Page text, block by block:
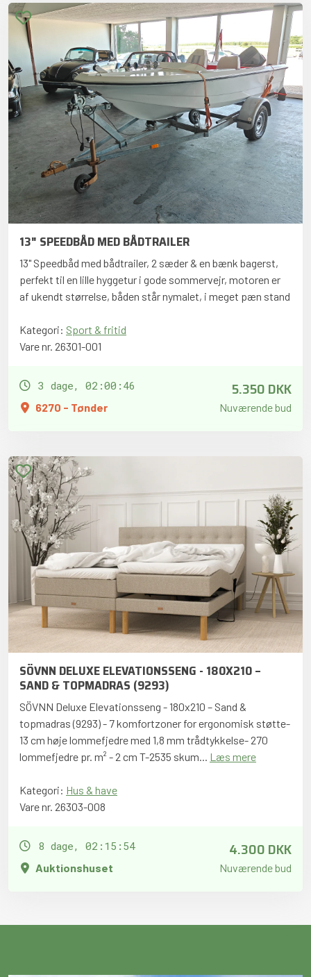
13" SPEEDBÅD MED BÅDTRAILER
13" Speedbåd med bådtrailer, 2 sæder & en bænk bagerst,
perfekt til en lille hyggetur i gode sommervejr, motoren er
af ukendt størrelse, båden står nymalet, i meget pæn stand
Kategori: Sport & fritid
Vare nr. 26301-001
3 dage, 02:00:45
6270 - Tønder
5.350 DKK
Nuværende bud
SÖVNN DELUXE ELEVATIONSSENG - 180X210 –
SAND & TOPMADRAS (9293)
SÖVNN Deluxe Elevationsseng - 180x210 – Sand &
topmadras (9293) - 7 komfortzoner for ergonomisk støtte-
13 cm høje lommefjedre med 1,8 mm trådtykkelse- 270
lommefjedre pr. m² - 2 cm T-2535 skum... Læs mere
Kategori: Hus & have
Vare nr. 26303-008
8 dage, 02:15:53
Auktionshuset
4.300 DKK
Nuværende bud